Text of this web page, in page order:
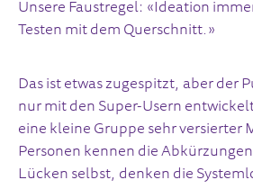
Unsere Faustregel: «Ideation
Testen mit dem Querschnitt.»
Das ist etwas zugespitzt, aber der
nur mit den Super-Usern
eine kleine Gruppe sehr versierter
Personen kennen die
Lücken selbst, denken die